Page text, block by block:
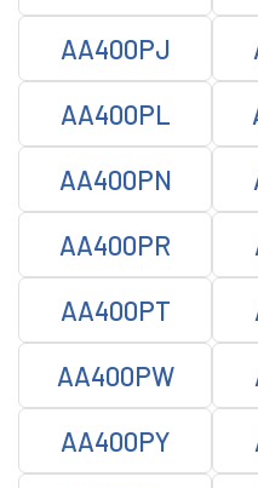
AA400PJ
AA400PL
AA400PN
AA400PR
AA400PT
AA400PW
AA400PY